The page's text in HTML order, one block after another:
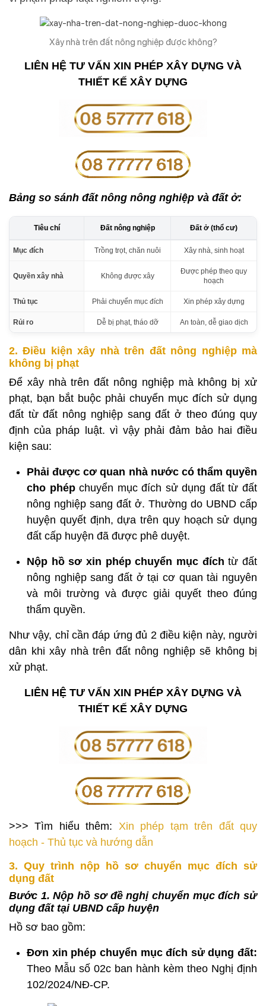
Xây nhà trên đất nông nghiệp được không?
LIÊN HỆ TƯ VẤN XIN PHÉP XÂY DỰNG VÀ
THIẾT KẾ XÂY DỰNG
Bảng so sánh đất nông nông nghiệp và đất ở:
Tiêu chí Đất nông nghiệp Đất ở (thổ cư)
Mục đích Trồng trọt, chăn nuôi Xây nhà, sinh hoạt
Quyền xây nhà Không được xây
Được phép theo quy
hoạch
Thủ tục Phải chuyển mục đích Xin phép xây dựng
Rủi ro Dễ bị phạt, tháo dỡ An toàn, dễ giao dịch
2. Điều kiện xây nhà trên đất nông nghiệp mà
không bị phạt
Để xây nhà trên đất nông nghiệp mà không bị xử
phạt, bạn bắt buộc phải chuyển mục đích sử dụng
đất từ đất nông nghiệp sang đất ở theo đúng quy
định của pháp luật. vì vậy phải đảm bảo hai điều
kiện sau:
Phải được cơ quan nhà nước có thẩm quyền
cho phépchuyển mục đích sử dụng đất từ đất
nông nghiệp sang đất ở. Thường do UBND cấp
huyện quyết định, dựa trên quy hoạch sử dụng
đất cấp huyện đã được phê duyệt.
Nộp hồ sơ xin phép chuyển mục đích từ đất
nông nghiệp sang đất ở tại cơ quan tài nguyên
và môi trường và được giải quyết theo đúng
thẩm quyền.
Như vậy, chỉ cần đáp ứng đủ 2 điều kiện này, người
dân khi xây nhà trên đất nông nghiệp sẽ không bị
xử phạt.
LIÊN HỆ TƯ VẤN XIN PHÉP XÂY DỰNG VÀ
THIẾT KẾ XÂY DỰNG
>>> Tìm hiểu thêm: Xin phép tạm trên đất quy
hoạch - Thủ tục và hướng dẫn
3. Quy trình nộp hồ sơ chuyển mục đích sử
dụng đất
Bước 1. Nộp hồ sơ đề nghị chuyển mục đích sử
dụng đất tại UBND cấp huyện
Hồ sơ bao gồm:
Đơn xin phép chuyển mục đích sử dụng đất:
Theo Mẫu số 02c ban hành kèm theo Nghị định
102/2024/NĐ-CP.